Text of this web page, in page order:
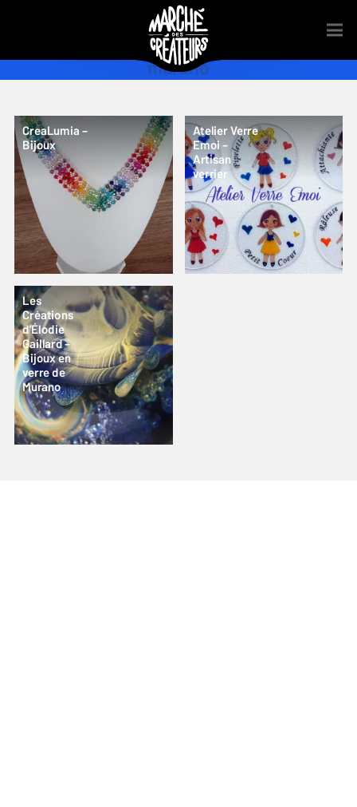
murano
CreaLumia –
Bijoux
Atelier Verre
Emoi –
Artisan
verrier
Les
Créations
d’Élodie
Gaillard –
Bijoux en
verre de
Murano